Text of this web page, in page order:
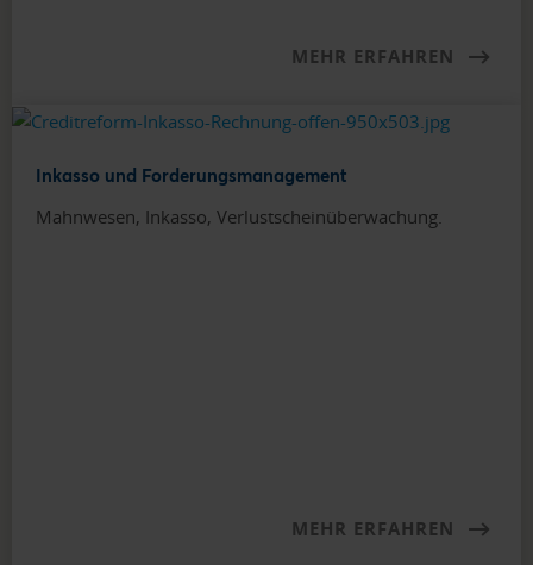
MEHR ERFAHREN
Inkasso und Forderungsmanagement
Mahnwesen, Inkasso, Verlustscheinüberwachung.
MEHR ERFAHREN